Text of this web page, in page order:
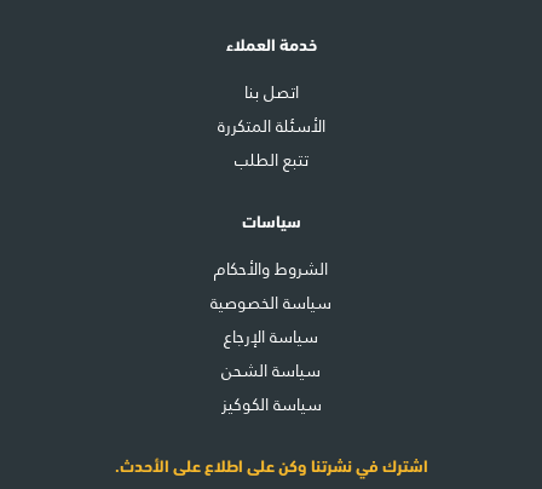
خدمة العملاء
اتصل بنا
الأسئلة المتكررة
تتبع الطلب
سياسات
الشروط والأحكام
سياسة الخصوصية
سياسة الإرجاع
سياسة الشحن
سياسة الكوكيز
اشترك في نشرتنا وكن على اطلاع على الأحدث.